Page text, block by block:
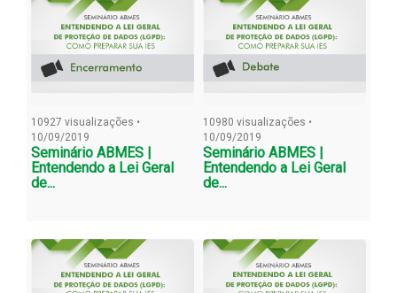
10927 visualizações •
10/09/2019
Seminário ABMES |
Entendendo a Lei Geral
de...
10980 visualizações •
10/09/2019
Seminário ABMES |
Entendendo a Lei Geral
de...